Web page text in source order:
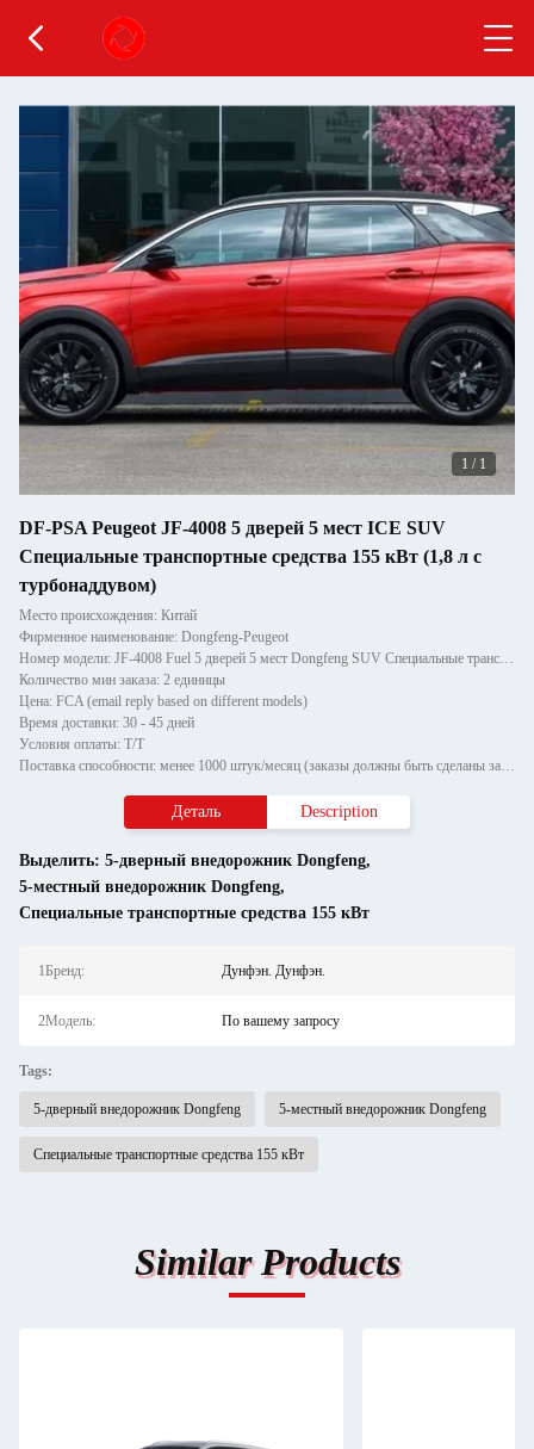
1 / 1
DF-PSA Peugeot JF-4008 5 дверей 5 мест ICE SUV
Специальные транспортные средства 155 кВт (1,8 л с
турбонаддувом)
Место происхождения: Китай
Фирменное наименование: Dongfeng-Peugeot
Номер модели: JF-4008 Fuel 5 дверей 5 мест Dongfeng SUV Специальные транспортные средства 155 кВт
Количество мин заказа: 2 единицы
Цена: FCA (email reply based on different models)
Время доставки: 30 - 45 дней
Условия оплаты: T/T
Поставка способности: менее 1000 штук/месяц (заказы должны быть сделаны за 30 дней до начала, если их больше 1000)
Деталь Description
Выделить: 5-дверный внедорожник Dongfeng,
5-местный внедорожник Dongfeng,
Специальные транспортные средства 155 кВт
1Бренд: Дунфэн. Дунфэн.
2Модель: По вашему запросу
Tags:
5-дверный внедорожник Dongfeng 5-местный внедорожник Dongfeng
Специальные транспортные средства 155 кВт
Similar Products